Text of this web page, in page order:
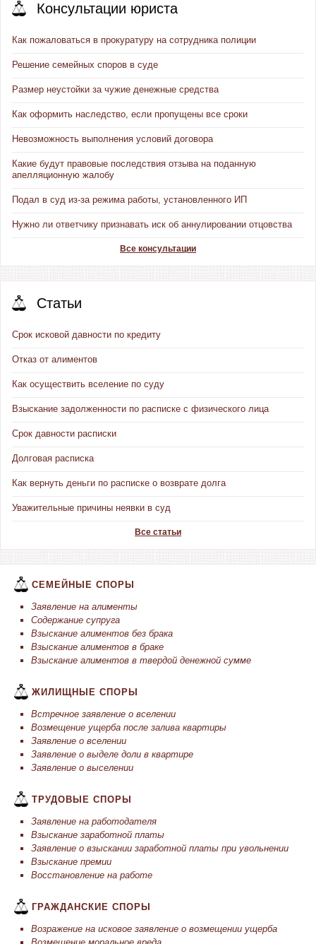
Консультации юриста
Как пожаловаться в прокуратуру на сотрудника полиции
Решение семейных споров в суде
Размер неустойки за чужие денежные средства
Как оформить наследство, если пропущены все сроки
Невозможность выполнения условий договора
Какие будут правовые последствия отзыва на поданную
апелляционную жалобу
Подал в суд из-за режима работы, установленного ИП
Нужно ли ответчику признавать иск об аннулировании отцовства
Все консультации
Статьи
Срок исковой давности по кредиту
Отказ от алиментов
Как осуществить вселение по суду
Взыскание задолженности по расписке с физического лица
Срок давности расписки
Долговая расписка
Как вернуть деньги по расписке о возврате долга
Уважительные причины неявки в суд
Все статьи
СЕМЕЙНЫЕ СПОРЫ
Заявление на алименты
Содержание супруга
Взыскание алиментов без брака
Взыскание алиментов в браке
Взыскание алиментов в твердой денежной сумме
ЖИЛИЩНЫЕ СПОРЫ
Встречное заявление о вселении
Возмещение ущерба после залива квартиры
Заявление о вселении
Заявление о выделе доли в квартире
Заявление о выселении
ТРУДОВЫЕ СПОРЫ
Заявление на работодателя
Взыскание заработной платы
Заявление о взыскании заработной платы при увольнении
Взыскание премии
Восстановление на работе
ГРАЖДАНСКИЕ СПОРЫ
Возражение на исковое заявление о возмещении ущерба